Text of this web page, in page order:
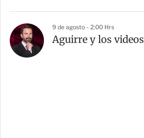
9 de agosto - 2:00 Hrs
Aguirre y los videos